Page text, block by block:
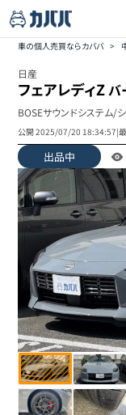
車の個人売買ならカババ >
日産
フェアレディZバ
BOSEサウンドシステム/
公開2025/07/20 18:34:57|
出品中